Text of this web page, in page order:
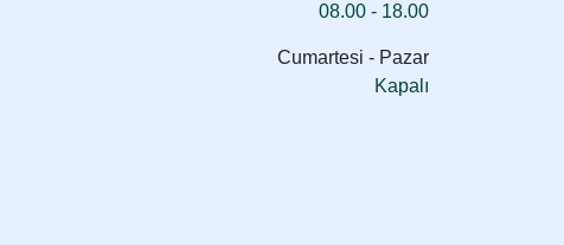
08.00 - 18.00
Cumartesi - Pazar
Kapalı